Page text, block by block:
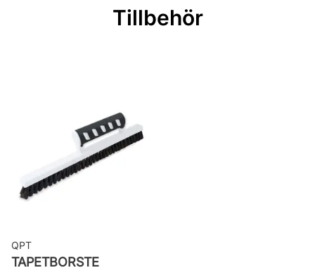
Bredd: 0,53 m
Leverantörens artikelnummer: 681-
Tillbehör
QPT
TAPETBORSTE